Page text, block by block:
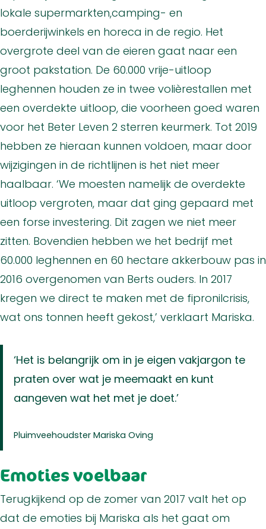
lokale supermarkten,camping- en
boerderijwinkels en horeca in de regio. Het
overgrote deel van de eieren gaat naar een
groot pakstation. De 60.000 vrije-uitloop
leghennen houden ze in twee volièrestallen met
een overdekte uitloop, die voorheen goed waren
voor het Beter Leven 2 sterren keurmerk. Tot 2019
hebben ze hieraan kunnen voldoen, maar door
wijzigingen in de richtlijnen is het niet meer
haalbaar. ‘We moesten namelijk de overdekte
uitloop vergroten, maar dat ging gepaard met
een forse investering. Dit zagen we niet meer
zitten. Bovendien hebben we het bedrijf met
60.000 leghennen en 60 hectare akkerbouw pas in
2016 overgenomen van Berts ouders. In 2017
kregen we direct te maken met de fipronilcrisis,
wat ons tonnen heeft gekost,’ verklaart Mariska.
‘Het is belangrijk om in je eigen vakjargon te
praten over wat je meemaakt en kunt
aangeven wat het met je doet.’
Pluimveehoudster Mariska Oving
Emoties voelbaar
Terugkijkend op de zomer van 2017 valt het op
dat de emoties bij Mariska als het gaat om